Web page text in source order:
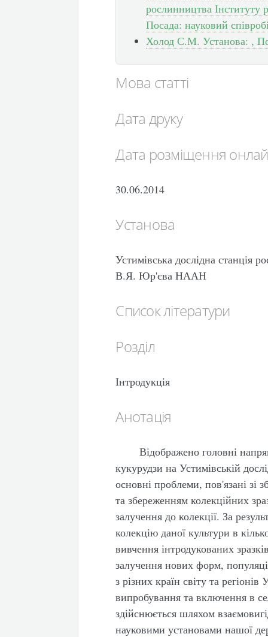
рослинництва
Посада: науковий
Холод С.М. Установа: ,
Мова статті
Дата друку
Дата розміщення
30.06.2014
Установа
Устимівська дослідна станція
В.Я. Юр'єва НААН
Список літератури
Розділ
Інтродукція
Анотація
Відображено головні
кукурудзи на Устимівській
основні проблеми, пов'язані зі
та збереженням колекційних
залучення до колекції. За
колекцію даної культури в
вивчення інтродукованих
залучення нових форм,
з різних країн світу та
випробування та включення в
здійснюється шляхом
науковими установами нашої